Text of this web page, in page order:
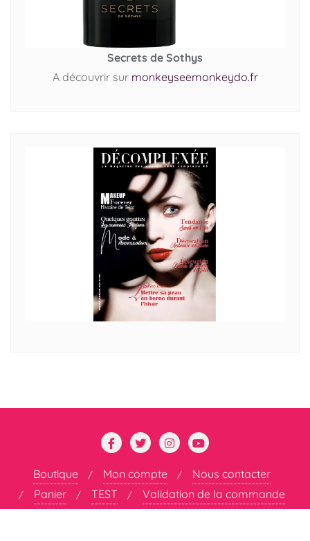
Secrets de Sothys
A découvrir sur monkeyseemonkeydo.fr
Boutique Mon compte
Nous contacter
Panier
TEST Validation de la commande